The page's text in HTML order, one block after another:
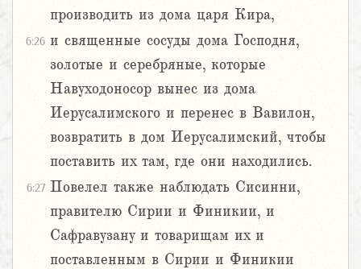
производить из дома царя Кира,
6:26 и священные сосуды дома Господня,
золотые и серебряные, которые
Навуходоносор вынес из дома
Иерусалимского и перенес в Вавилон,
возвратить в дом Иерусалимский, чтобы
поставить их там, где они находились.
6:27 Повелел также наблюдать Сисинни,
правителю Сирии и Финикии, и
Сафравузану и товарищам их и
поставленным в Сирии и Финикии